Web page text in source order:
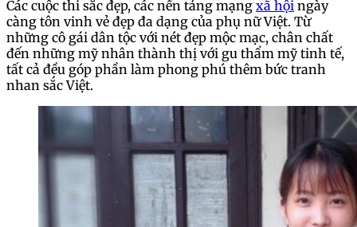
Các cuộc thi sắc đẹp, các nền tảng mạng xã hội ngày
càng tôn vinh vẻ đẹp đa dạng của phụ nữ Việt. Từ
những cô gái dân tộc với nét đẹp mộc mạc, chân chất
đến những mỹ nhân thành thị với gu thẩm mỹ tinh tế,
tất cả đều góp phần làm phong phú thêm bức tranh
nhan sắc Việt.